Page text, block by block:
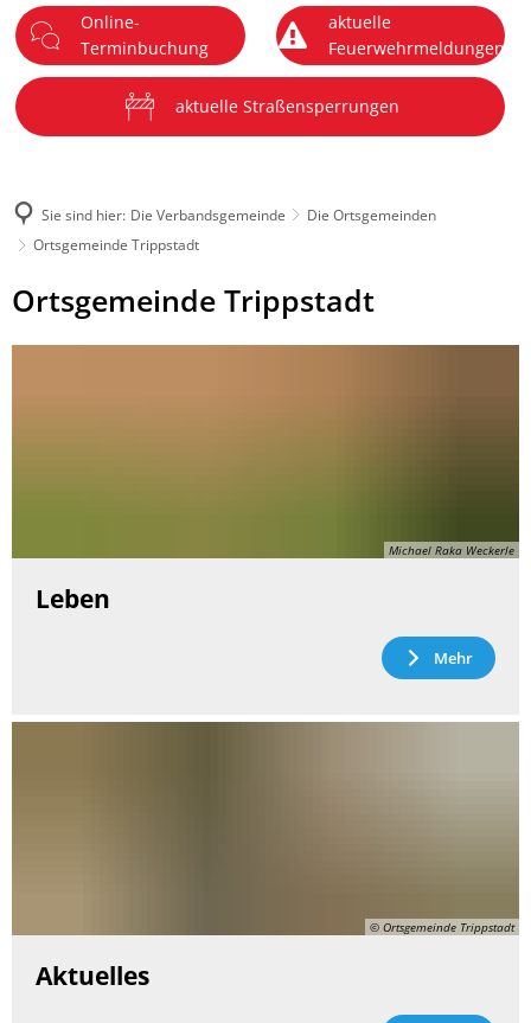
Menü
Online-
Terminbuchung
aktuelle
Feuerwehrmeldungen
aktuelle Straßensperrungen
Sie sind hier: Die Verbandsgemeinde
Die Ortsgemeinden
Ortsgemeinde Trippstadt
Ortsgemeinde
Trippstadt
Ortsgemeinde Trippstadt
Michael Raka Weckerle
Leben
Mehr
© Ortsgemeinde Trippstadt
Aktuelles